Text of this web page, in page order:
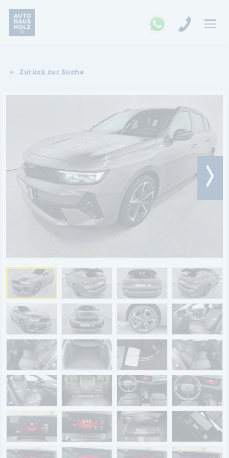
Ford
Land Rover
Renault
Dacia
SERVICE
Aktionsfahrzeuge
AutoAbo
Gewerbekunden
Probefahrt
Mietwagen
Ankauf
WERKSTATTTERMIN
Teile & Zubehör
Zurück zur Suche